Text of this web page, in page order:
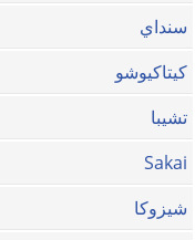
سنداي
كيتاكيوشو
تشيبا
Sakai
شيزوكا